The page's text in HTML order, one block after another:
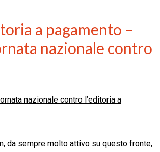
a pagamento –
nazionale contro
nazionale contro l’editoria a
da sempre molto attivo su questo fronte,